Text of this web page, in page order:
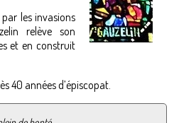
les invasions
relève son
et en construit
40 années d’épiscopat.